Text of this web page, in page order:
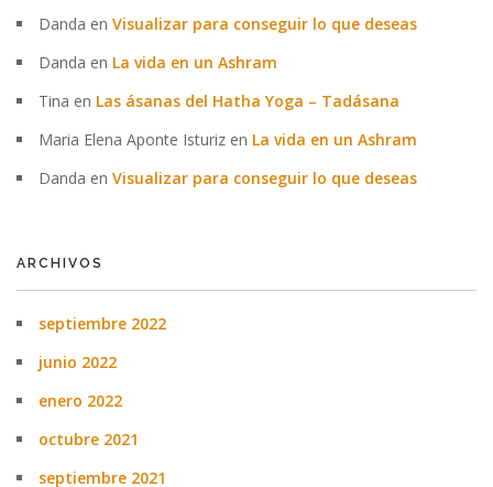
Danda en Visualizar para conseguir lo que deseas
Danda en La vida en un Ashram
Tina en Las ásanas del Hatha Yoga – Tadásana
Maria Elena Aponte Isturiz en La vida en un Ashram
Danda en Visualizar para conseguir lo que deseas
ARCHIVOS
septiembre 2022
junio 2022
enero 2022
octubre 2021
septiembre 2021